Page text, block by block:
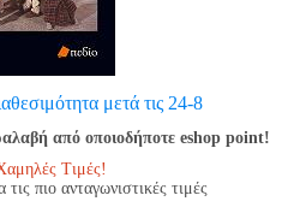
μετά τις 24-8
από οποιοδήποτε eshop point!
Τιμές!
πιο ανταγωνιστικές τιμές